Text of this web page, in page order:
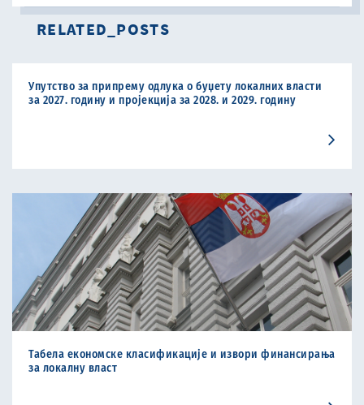
RELATED_POSTS
Упутство за припрему одлука о буџету локалних власти
за 2027. годину и пројекција за 2028. и 2029. годину
Табела економске класификације и извори финансирања
за локалну власт